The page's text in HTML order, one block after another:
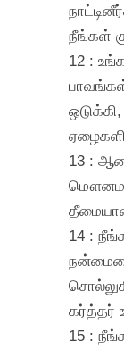
நீங்கள்
12 :
13 :
14 :
கர்த்தர்
15 :